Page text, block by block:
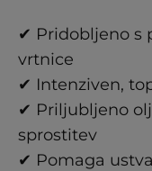
✔ Pridobljeno s
vrtnice
✔ Intenziven,
✔ Priljubljeno
sprostitev
✔ Pomaga